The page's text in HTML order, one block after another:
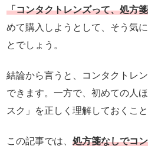
「コンタクトレンズって、処方
めて購入しようとして、そう気
とでしょう。
結論から言うと、コンタクトレ
できます。一方で、初めての人
スク」を正しく理解しておくこ
この記事では、 処方箋なしでコ